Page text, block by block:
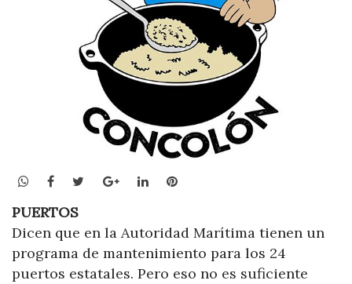
WhatsApp
Facebook
TwitterGoogle+LinkedInPinterest
PUERTOS
Dicen que en la Autoridad Marítima tienen un
programa de mantenimiento para los 24
puertos estatales. Pero eso no es suficiente